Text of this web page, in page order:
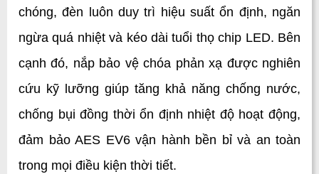
chóng, đèn luôn duy trì hiệu suất ổn định, ngăn
ngừa quá nhiệt và kéo dài tuổi thọ chip LED. Bên
cạnh đó, nắp bảo vệ chóa phản xạ được nghiên
cứu kỹ lưỡng giúp tăng khả năng chống nước,
chống bụi đồng thời ổn định nhiệt độ hoạt động,
đảm bảo AES EV6 vận hành bền bỉ và an toàn
trong mọi điều kiện thời tiết.